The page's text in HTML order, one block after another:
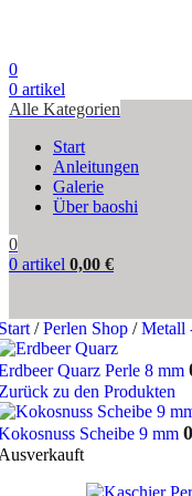
0
0 artikel
Alle Kategorien
Start
Anleitungen
Galerie
Über baoshi
0
0 artikel 0,00 €
/ Perlen Shop / Metall
Quarz Perle 8 mm
zu den Produkten
Scheibe 9 mm